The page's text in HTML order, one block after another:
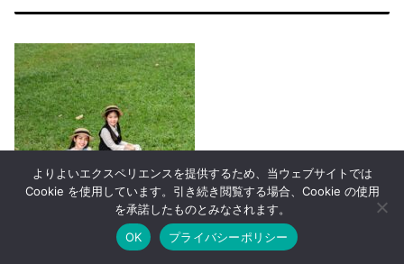
シェア 目次へ トップ
よりよいエクスペリエンスを提供するため、当ウェブサイトでは
Cookie を使用しています。引き続き閲覧する場合、Cookie の使用
を承諾したものとみなされます。
OK
プライバシーポリシー